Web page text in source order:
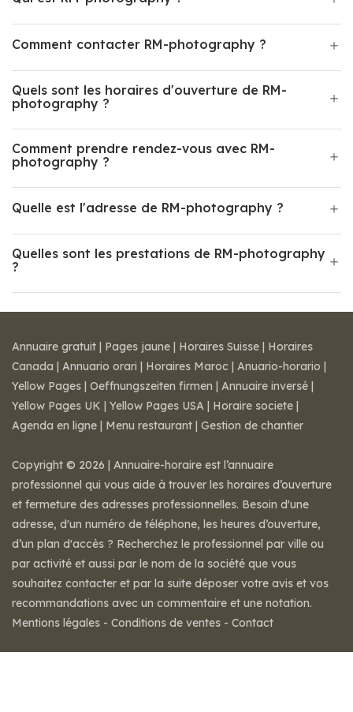
Comment contacter RM-photography ?
Quels sont les horaires d'ouverture de RM-
photography ?
Comment prendre rendez-vous avec RM-
photography ?
Quelle est l'adresse de RM-photography ?
Quelles sont les prestations de RM-photography
?
Annuaire gratuit | Pages jaune | Horaires Suisse | Horaires
Canada | Annuario orari | Horaires Maroc | Anuario-horario |
Yellow Pages | Oeffnungszeiten firmen | Annuaire inversé |
Yellow Pages UK | Yellow Pages USA | Horaire societe |
Agenda en ligne | Menu restaurant | Gestion de chantier
Copyright © 2026 | Annuaire-horaire est l’annuaire
professionnel qui vous aide à trouver les horaires d’ouverture
et fermeture des adresses professionnelles. Besoin d'une
adresse, d'un numéro de téléphone, les heures d’ouverture,
d’un plan d'accès ? Recherchez le professionnel par ville ou
par activité et aussi par le nom de la société que vous
souhaitez contacter et par la suite déposer votre avis et vos
recommandations avec un commentaire et une notation.
Mentions légales - Conditions de ventes - Contact